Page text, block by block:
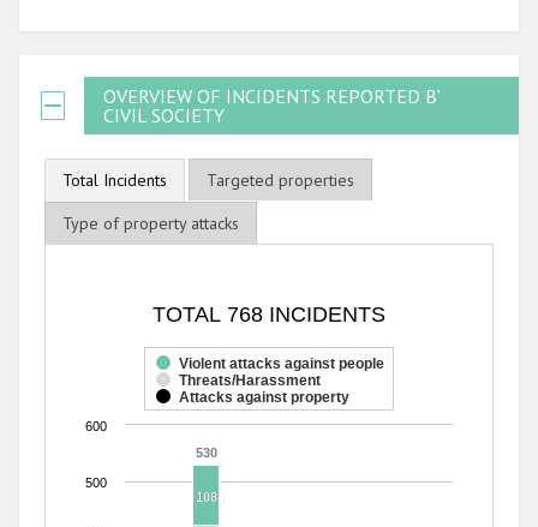
OVERVIEW OF INCIDENTS REPORTED BY
CIVIL SOCIETY
Total Incidents
Targeted properties
Type of property attacks
Bar chart with 3 data series.
The chart has 1 X axis displaying categories.
The chart has 1 Y axis displaying values. Range: 0 to 600.
TOTAL 768 INCIDENTS
530
530
108
108
Violent attacks against people
Threats/Harassment
Attacks against property
600
500